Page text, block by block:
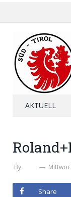
AKTUELL
By
Share